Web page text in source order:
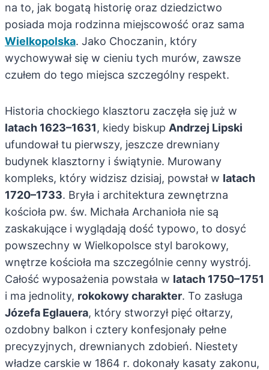
na to, jak bogatą historię oraz dziedzictwo
posiada moja rodzinna miejscowość oraz sama
Wielkopolska. Jako Choczanin, który
wychowywał się w cieniu tych murów, zawsze
czułem do tego miejsca szczególny respekt.
Historia chockiego klasztoru zaczęła się już w
latach 1623–1631, kiedy biskup Andrzej Lipski
ufundował tu pierwszy, jeszcze drewniany
budynek klasztorny i świątynie. Murowany
kompleks, który widzisz dzisiaj, powstał w latach
1720–1733. Bryła i architektura zewnętrzna
kościoła pw. św. Michała Archanioła nie są
zaskakujące i wyglądają dość typowo, to dosyć
powszechny w Wielkopolsce styl barokowy,
wnętrze kościoła ma szczególnie cenny wystrój.
Całość wyposażenia powstała w latach 1750–1751
i ma jednolity, rokokowy charakter. To zasługa
Józefa Eglauera, który stworzył pięć ołtarzy,
ozdobny balkon i cztery konfesjonały pełne
precyzyjnych, drewnianych zdobień. Niestety
władze carskie w 1864 r. dokonały kasaty zakonu,